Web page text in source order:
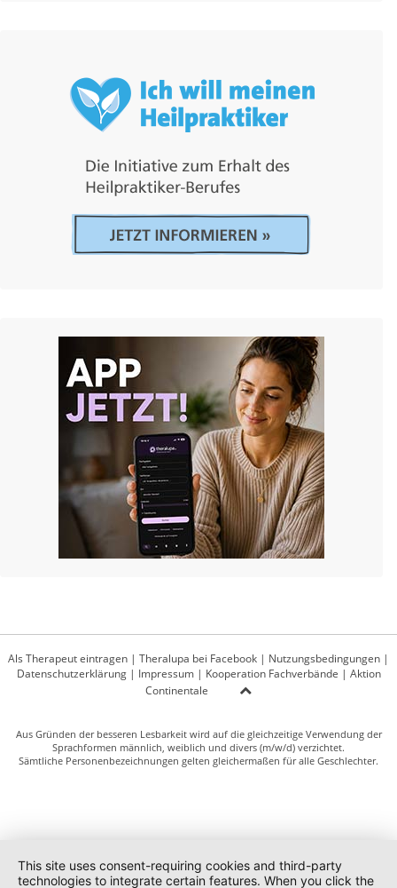
Als Therapeut eintragen | Theralupa bei Facebook | Nutzungsbedingungen |
Datenschutzerklärung| Impressum| Kooperation Fachverbände | Aktion
Continentale
Aus Gründen der besseren Lesbarkeit wird auf die gleichzeitige Verwendung der
Sprachformen männlich, weiblich und divers (m/w/d) verzichtet.
Sämtliche Personenbezeichnungen gelten gleichermaßen für alle Geschlechter.
This site uses consent-requiring cookies and third-party
technologies to integrate certain features. When you click the